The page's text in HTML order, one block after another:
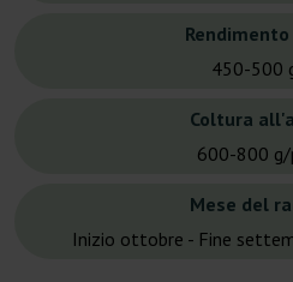
450-500
Coltura
600-800
Mese del
Inizio ottobre - Fine